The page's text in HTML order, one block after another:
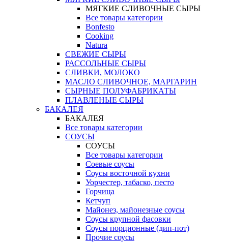
МЯГКИЕ СЛИВОЧНЫЕ СЫРЫ
Все товары категории
Bonfesto
Cooking
Natura
СВЕЖИЕ СЫРЫ
РАССОЛЬНЫЕ СЫРЫ
СЛИВКИ, МОЛОКО
МАСЛО СЛИВОЧНОЕ, МАРГАРИН
СЫРНЫЕ ПОЛУФАБРИКАТЫ
ПЛАВЛЕНЫЕ СЫРЫ
БАКАЛЕЯ
БАКАЛЕЯ
Все товары категории
СОУСЫ
СОУСЫ
Все товары категории
Соевые соусы
Соусы восточной кухни
Уорчестер, табаско, песто
Горчица
Кетчуп
Майонез, майонезные соусы
Соусы крупной фасовки
Соусы порционные (дип-пот)
Прочие соусы